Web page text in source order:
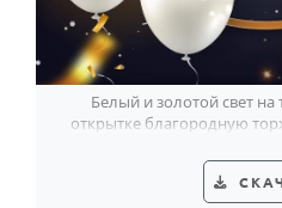
Белый и золотой свет
открытке благородную